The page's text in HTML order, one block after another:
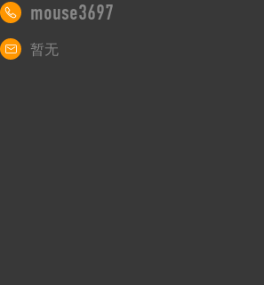
mouse3697
暂无